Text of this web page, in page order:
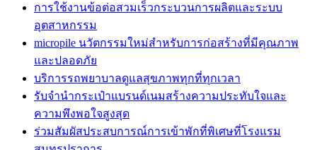
การใช้งานข้อต่อสวมเร็วกระบวนการผลิตและระบบ
อุตสาหกรรม
micropile นวัตกรรมใหม่สำหรับการก่อสร้างที่มีคุณภาพ
และปลอดภัย
บริการรถพยาบาลดูแลสุขภาพทุกที่ทุกเวลา
รับจำนำกระเป๋าแบรนด์เนมสร้างความประทับใจและ
ความพึงพอใจสูงสุด
ร่วมสัมผัสประสบการณ์การเข้าพักที่พิเศษที่โรงแรม